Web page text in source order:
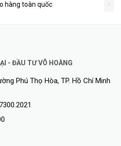
hàng toàn quốc
- ĐẦU TƯ VÕ HOÀNG
Phú Thọ Hòa, TP. Hồ Chí Minh